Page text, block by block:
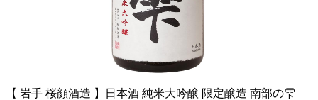
【 岩手 桜顔酒造 】日本酒 純米大吟醸 限定醸造 南部の雫